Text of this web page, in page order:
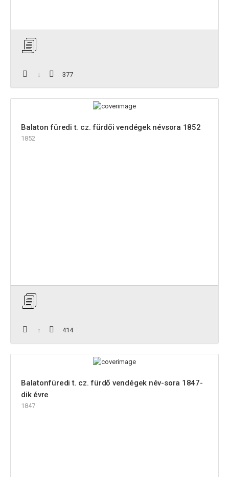
377
Balaton füredi t. cz. fürdői vendégek névsora 1852
1852
414
Balatonfüredi t. cz. fürdő vendégek név-sora 1847-
dik évre
1847